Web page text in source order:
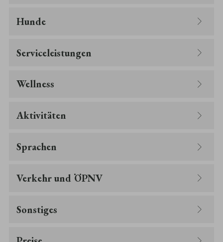
Hunde
Serviceleistungen
Wellness
Aktivitäten
Sprachen
Verkehr und ÖPNV
Sonstiges